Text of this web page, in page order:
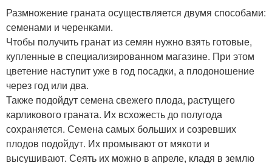
Размножение граната осуществляется двумя способами:
семенами и черенками.
Чтобы получить гранат из семян нужно взять готовые,
купленные в специализированном магазине. При этом
цветение наступит уже в год посадки, а плодоношение
через год или два.
Также подойдут семена свежего плода, растущего
карликового граната. Их всхожесть до полугода
сохраняется. Семена самых больших и созревших
плодов подойдут. Их промывают от мякоти и
высушивают. Сеять их можно в апреле, кладя в землю